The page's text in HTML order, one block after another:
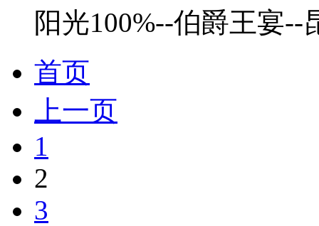
阳光100%--伯爵王宴--
首页
上一页
1
2
3